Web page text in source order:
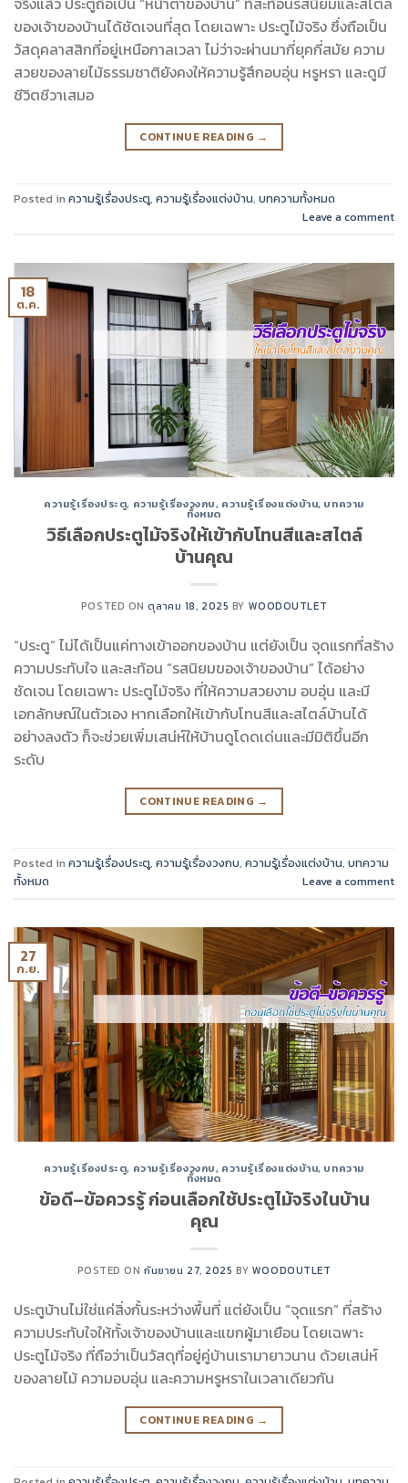
ของเจ้าของบ้านได้ชัดเจนที่สุด โดยเฉพาะ ประตูไม้จริง ซึ่งถือเป็น
วัสดุคลาสสิกที่อยู่เหนือกาลเวลา ไม่ว่าจะผ่านมากี่ยุคกี่สมัย ความ
สวยของลายไม้ธรรมชาติยังคงให้ความรู้สึกอบอุ่น หรูหรา และดูมี
ชีวิตชีวาเสมอ
CONTINUE READING →
Posted in ความรู้เรื่องประตู, ความรู้เรื่องแต่งบ้าน, บทความทั้งหมด
Leave a comment
18
ต.ค.
ความรู้เรื่องประตู, ความรู้เรื่องวงกบ, ความรู้เรื่องแต่งบ้าน, บทความ
ทั้งหมด
วิธีเลือกประตูไม้จริงให้เข้ากับโทนสีและสไตล์
บ้านคุณ
POSTED ONตุลาคม 18, 2025 BY WOODOUTLET
“ประตู” ไม่ได้เป็นแค่ทางเข้าออกของบ้าน แต่ยังเป็น จุดแรกที่สร้าง
ความประทับใจ และสะท้อน “รสนิยมของเจ้าของบ้าน” ได้อย่าง
ชัดเจน โดยเฉพาะ ประตูไม้จริง ที่ให้ความสวยงาม อบอุ่น และมี
เอกลักษณ์ในตัวเอง หากเลือกให้เข้ากับโทนสีและสไตล์บ้านได้
อย่างลงตัว ก็จะช่วยเพิ่มเสน่ห์ให้บ้านดูโดดเด่นและมีมิติขึ้นอีก
ระดับ
CONTINUE READING →
Posted in ความรู้เรื่องประตู, ความรู้เรื่องวงกบ, ความรู้เรื่องแต่งบ้าน, บทความ
ทั้งหมด
Leave a comment
27
ก.ย.
ความรู้เรื่องประตู, ความรู้เรื่องวงกบ, ความรู้เรื่องแต่งบ้าน, บทความ
ทั้งหมด
ข้อดี–ข้อควรรู้ ก่อนเลือกใช้ประตูไม้จริงในบ้าน
คุณ
POSTED ONกันยายน 27, 2025 BY WOODOUTLET
ประตูบ้านไม่ใช่แค่สิ่งกั้นระหว่างพื้นที่ แต่ยังเป็น “จุดแรก” ที่สร้าง
ความประทับใจให้ทั้งเจ้าของบ้านและแขกผู้มาเยือน โดยเฉพาะ
ประตูไม้จริง ที่ถือว่าเป็นวัสดุที่อยู่คู่บ้านเรามายาวนาน ด้วยเสน่ห์
ของลายไม้ ความอบอุ่น และความหรูหราในเวลาเดียวกัน
CONTINUE READING →